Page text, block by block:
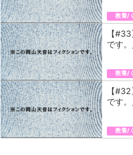
教養/
【
です
教養/
【
です
教養/